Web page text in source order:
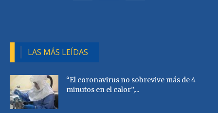
LAS MÁS LEÍDAS
“El coronavirus no sobrevive más de 4
minutos en el calor”,...